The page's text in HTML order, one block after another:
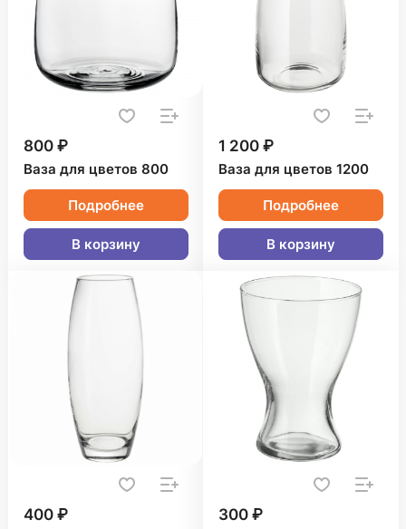
800 ₽
Ваза для цветов 800
Подробнее
В корзину
1 200 ₽
Ваза для цветов 1200
Подробнее
В корзину
400 ₽ 300 ₽